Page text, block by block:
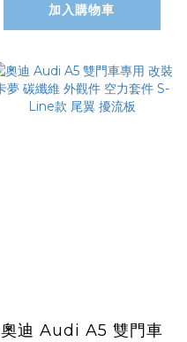
加入購物車
奧迪 Audi A5 雙門車